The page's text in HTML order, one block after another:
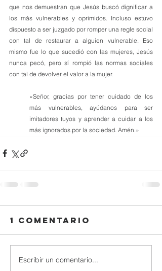
que nos demuestran que Jesús buscó dignificar a
los más vulnerables y oprimidos. Incluso estuvo
dispuesto a ser juzgado por romper una regle social
con tal de restaurar a alguien vulnerable. Eso
mismo fue lo que sucedió con las mujeres, Jesús
nunca pecó, pero sí rompió las normas sociales
con tal de devolver el valor a la mujer.
«Señor, gracias por tener cuidado de los
más vulnerables, ayúdanos para ser
imitadores tuyos y aprender a cuidar a los
más ignorados por la sociedad. Amén.»
1 comentario
Escribir un comentario...